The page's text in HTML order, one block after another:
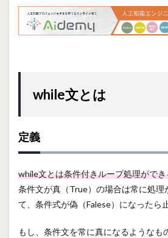
while文とは
定義
while文とは条件付きループ処理がで
条件文が真（True）の場合は常に処理
て、条件式が偽（Falese）になったら
もし、条件文を常に真になるようなも